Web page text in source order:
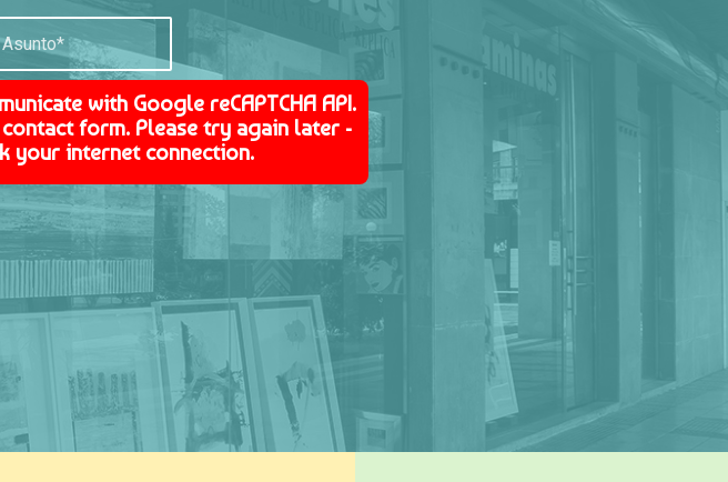
with Google reCAPTCHA API.
form. Please try again later -
your internet connection.